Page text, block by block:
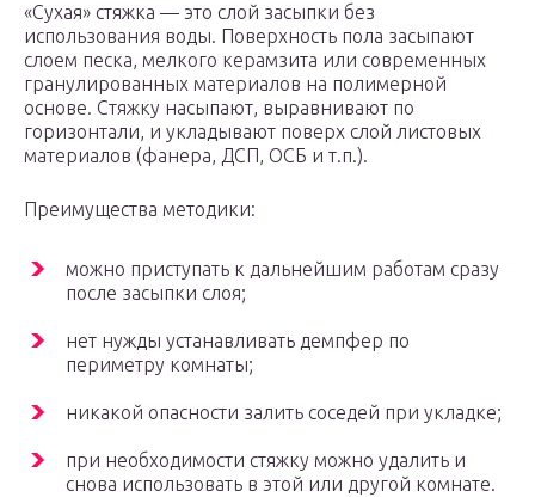
«Сухая» стяжка — это слой засыпки без
использования воды. Поверхность пола засыпают
слоем песка, мелкого керамзита или современных
гранулированных материалов на полимерной
основе. Стяжку насыпают, выравнивают по
горизонтали, и укладывают поверх слой листовых
материалов (фанера, ДСП, ОСБ и т.п.).
Преимущества методики:
можно приступать к дальнейшим работам сразу
после засыпки слоя;
нет нужды устанавливать демпфер по
периметру комнаты;
никакой опасности залить соседей при укладке;
при необходимости стяжку можно удалить и
снова использовать в этой или другой комнате.